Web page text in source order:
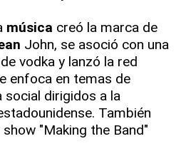
música creó la marca de
John, se asoció con una
vodka y lanzó la red
enfoca en temas de
social dirigidos a la
También
"Making the Band"